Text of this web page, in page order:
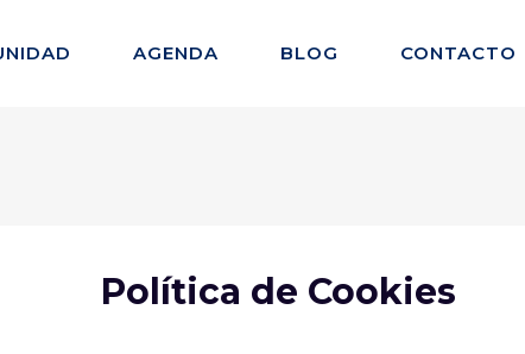
AGENDA BLOG CONTACTO
Política de Cookies